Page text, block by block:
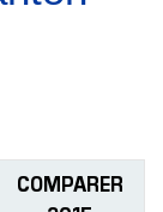
COMPARER